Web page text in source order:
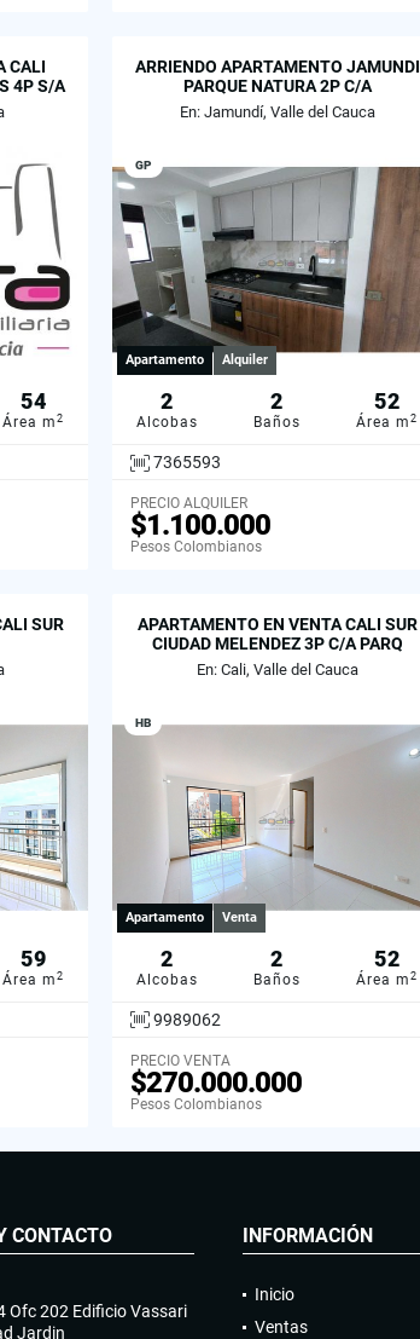
CALI
4P S/A
54
Área m 2
ARRIENDO APARTAMENTO JAMUNDI
PARQUE NATURA 2P C/A
En: Jamundí, Valle del Cauca
GP
Apartamento Alquiler
2
Alcobas
2
Baños
52
Área m 2
7365593
PRECIO ALQUILER
$1.100.000
Pesos Colombianos
SUR
59
Área m 2
APARTAMENTO EN VENTA CALI SUR
CIUDAD MELENDEZ 3P C/A PARQ
En: Cali, Valle del Cauca
HB
Apartamento Venta
2
Alcobas
2
Baños
52
Área m 2
9989062
PRECIO VENTA
$270.000.000
Pesos Colombianos
CONTACTO
Ofc 202 Edificio Vassari
Jardin
INFORMACIÓN
Inicio
Ventas